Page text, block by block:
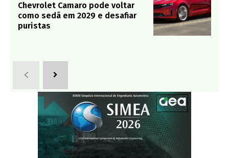
Chevrolet Camaro pode voltar
como sedã em 2029 e desafiar
puristas